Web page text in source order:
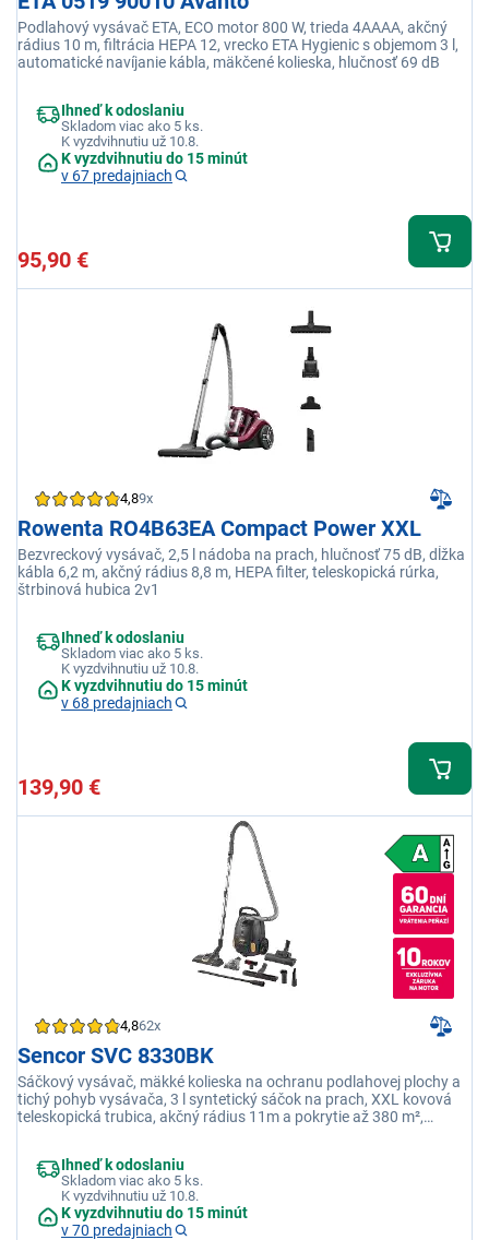
Podlahový vysávač ETA, ECO motor 800 W, trieda 4AAAA, akčný
rádius 10 m, filtrácia HEPA 12, vrecko ETA Hygienic s objemom 3 l,
automatické navíjanie kábla, mäkčené kolieska, hlučnosť 69 dB
Ihneď k odoslaniu
Skladom viac ako 5 ks.
K vyzdvihnutiu už 10.8.
K vyzdvihnutiu do 15 minút
v 67 predajniach
95,90 €
4,89x
Rowenta RO4B63EA Compact Power XXL
Bezvreckový vysávač, 2,5 l nádoba na prach, hlučnosť 75 dB, dĺžka
kábla 6,2 m, akčný rádius 8,8 m, HEPA filter, teleskopická rúrka,
štrbinová hubica 2v1
Ihneď k odoslaniu
Skladom viac ako 5 ks.
K vyzdvihnutiu už 10.8.
K vyzdvihnutiu do 15 minút
v 68 predajniach
139,90 €
4,862x
Sencor SVC 8330BK
Sáčkový vysávač, mäkké kolieska na ochranu podlahovej plochy a
tichý pohyb vysávača, 3 l syntetický sáčok na prach, XXL kovová
teleskopická trubica, akčný rádius 11m a pokrytie až 380 m²,
Ihneď k odoslaniu
Skladom viac ako 5 ks.
K vyzdvihnutiu už 10.8.
K vyzdvihnutiu do 15 minút
v 70 predajniach